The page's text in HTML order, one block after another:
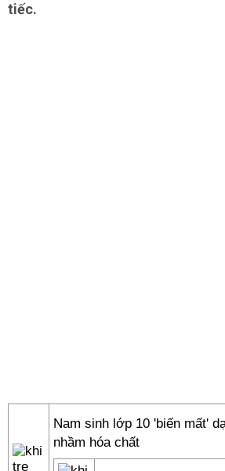
tiếc.
Nam sinh lớp 10 'biến mất'
nhầm hóa chất